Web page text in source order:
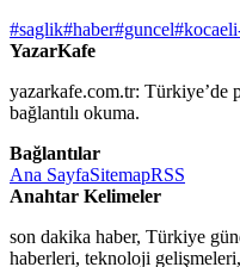
#saglik#haber#guncel
YazarKafe
yazarkafe.com.tr: Türkiye’de
bağlantılı okuma.
Bağlantılar
Ana SayfaSitemapRSS
Anahtar Kelimeler
son dakika haber, Türkiye
haberleri, teknoloji